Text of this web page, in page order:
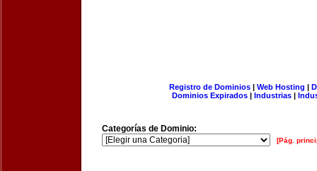
Registro de Dominios| Web Hosting |
Dominios Expirados | Industrias |
Categorías de Dominio:
[Pág.